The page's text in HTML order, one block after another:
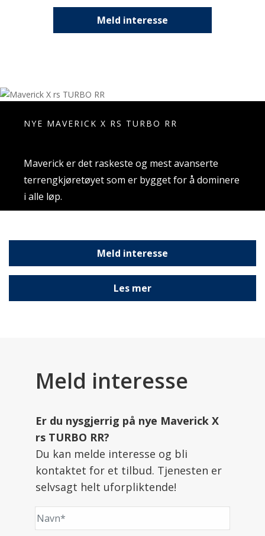
Meld interesse
NYE MAVERICK X RS TURBO RR
Maverick er det raskeste og mest avanserte
terrengkjøretøyet som er bygget for å dominere
i alle løp.
Meld interesse
Les mer
Meld interesse
Er du nysgjerrig på nye Maverick X
rs TURBO RR?
Du kan melde interesse og bli
kontaktet for et tilbud. Tjenesten er
selvsagt helt uforpliktende!